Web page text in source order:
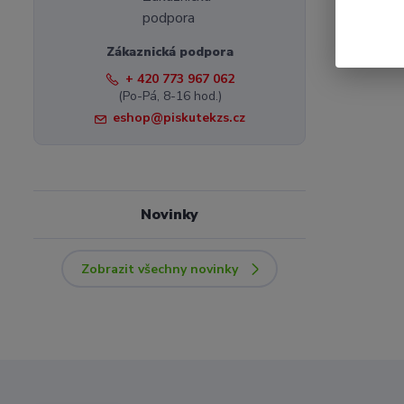
Zákaznická podpora
+ 420 773 967 062
(Po-Pá, 8-16 hod.)
eshop@piskutekzs.cz
Novinky
Zobrazit všechny novinky